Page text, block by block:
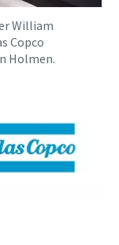
William
Copco
Holmen.